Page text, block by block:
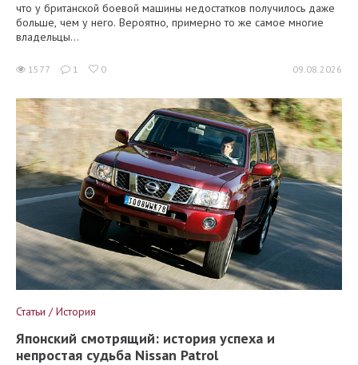
что у британской боевой машины недостатков получилось даже
больше, чем у него. Вероятно, примерно то же самое многие
владельцы...
1577 1 0 09.08.2026
Статьи / История
Японский смотрящий: история успеха и
непростая судьба Nissan Patrol